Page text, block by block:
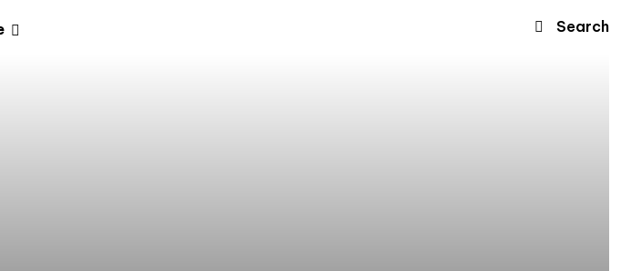
Search